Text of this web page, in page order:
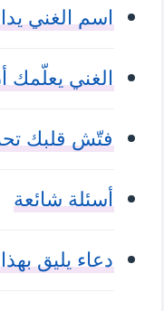
اسم الغني
الغني يعلّمك
فتّش قلبك
أسئلة شائعة
دعاء يليق